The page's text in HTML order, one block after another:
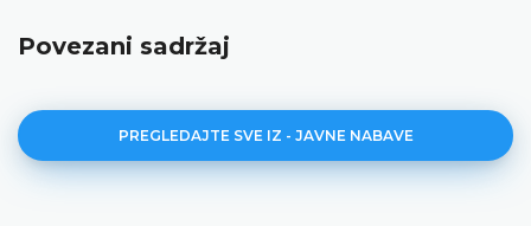
Povezani sadržaj
PREGLEDAJTE SVE IZ - JAVNE NABAVE